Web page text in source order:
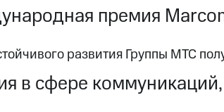
премия
развития Группы МТС
в сфере